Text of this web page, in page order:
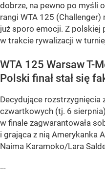
dobrze, na pewno po myśli
rangi WTA 125
już sporo emocji. Z polskiej
w trakcie rywalizacji w
WTA 125 Warsaw T-
Polski finał stał się
Decydujące rozstrzygnięcia
czwartkowych (tj. 6
w finale zagwarantowała
i grająca z nią Amerykanka
Naima Karamoko/Lara
...